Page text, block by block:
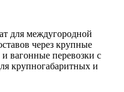
для междугородной
через крупные
вагонные перевозки с
крупногабаритных и